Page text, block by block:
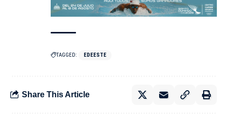
TAGGED: EDEESTE
Share This Article